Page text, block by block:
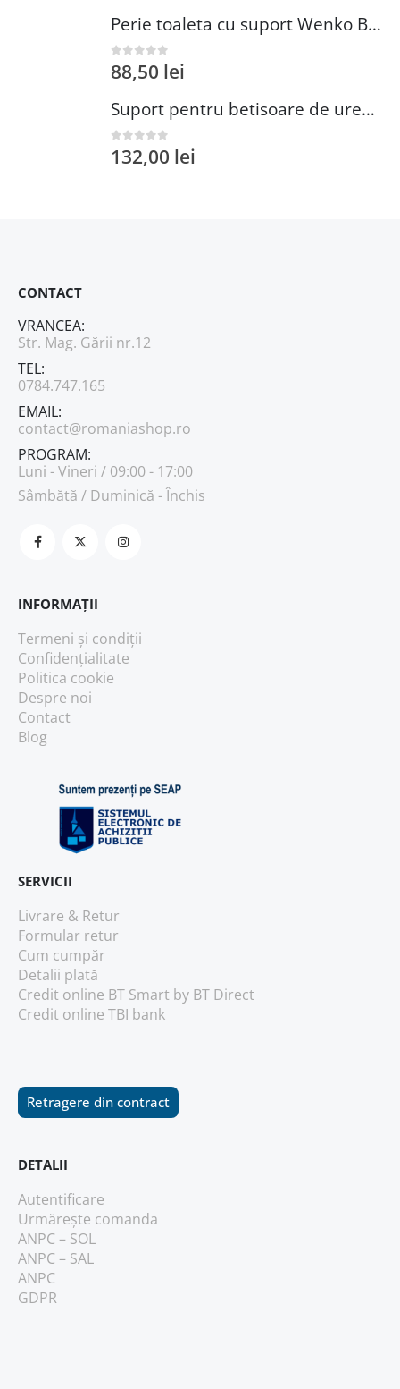
Perie toaleta cu suport Wenko Brasil Petrol 10x37 cm plastic verde inchis
0 out of 5
88,50 lei
Suport pentru betisoare de urechi si dischete demachiante Wenko 18 cm inox plastic argintiu
0 out of 5
132,00 lei
CONTACT
VRANCEA:
Str. Mag. Gării nr.12
TEL:
0784.747.165
EMAIL:
contact@romaniashop.ro
PROGRAM:
Luni - Vineri / 09:00 - 17:00
Sâmbătă / Duminică - Închis
INFORMAȚII
Termeni și condiții
Confidențialitate
Politica cookie
Despre noi
Contact
Blog
SERVICII
Livrare & Retur
Formular retur
Cum cumpăr
Detalii plată
Credit online BT Smart by BT Direct
Credit online TBI bank
Retragere din contract
DETALII
Autentificare
Urmărește comanda
ANPC – SOL
ANPC – SAL
ANPC
GDPR